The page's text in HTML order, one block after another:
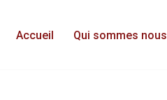
Accueil Qui sommes nous